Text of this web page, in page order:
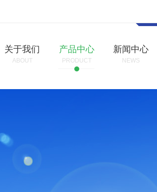
关于我们
ABOUT
产品中心
PRODUCT
新闻中心
NEWS